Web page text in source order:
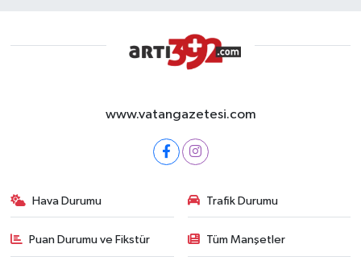
www.vatangazetesi.com
Hava Durumu Trafik Durumu
Puan Durumu ve Fikstür Tüm Manşetler